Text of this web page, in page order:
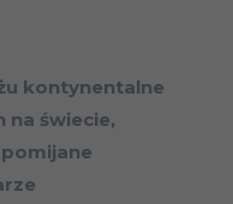
kontynentalne
na świecie,